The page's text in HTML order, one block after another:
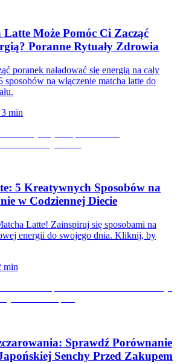
Może Pomóc Ci Zacząć
Poranne Rytuały Zdrowia
poranek naładować się energią na cały
na włączenie matcha latte do
3 min
5 Kreatywnych Sposobów na
w Codziennej Diecie
Latte! Zainspiruj się sposobami na
energii do swojego dnia. Kliknij, by
min
Sprawdź Porównanie
Senchy Przed Zakupem